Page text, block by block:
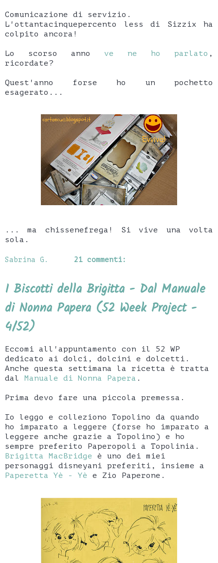
Comunicazione di servizio.
L'ottantacinquepercento less di Sizzix ha
colpito ancora!
Lo scorso anno ve ne ho parlato ,
ricordate?
Quest'anno forse ho un pochetto
esagerato...
... ma chissenefrega! Si vive una volta
sola.
Sabrina G. 21 commenti:
I Biscotti della Brigitta - Dal Manuale
di Nonna Papera (52 Week Project -
4/52)
Eccomi all'appuntamento con il 52 WP
dedicato ai dolci, dolcini e dolcetti.
Anche questa settimana la ricetta è tratta
dal Manuale di Nonna Papera .
Prima devo fare una piccola premessa.
Io leggo e colleziono Topolino da quando
ho imparato a leggere (forse ho imparato a
leggere anche grazie a Topolino) e ho
sempre preferito Paperopoli a Topolinia.
Brigitta MacBridge è uno dei miei
personaggi disneyani preferiti, insieme a
Paperetta Yè - Yè e Zio Paperone.